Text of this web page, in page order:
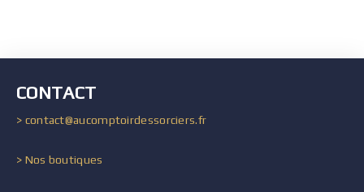
CONTACT
> contact@aucomptoirdessorciers.fr
> Nos boutiques